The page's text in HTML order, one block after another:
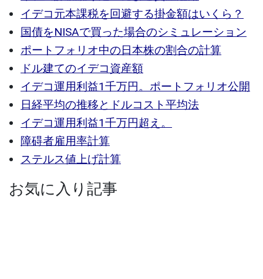
イデコ元本課税を回避する掛金額はいくら？
国債をNISAで買った場合のシミュレーション
ポートフォリオ中の日本株の割合の計算
ドル建てのイデコ資産額
イデコ運用利益1千万円。ポートフォリオ公開
日経平均の推移とドルコスト平均法
イデコ運用利益1千万円超え。
障碍者雇用率計算
ステルス値上げ計算
お気に入り記事